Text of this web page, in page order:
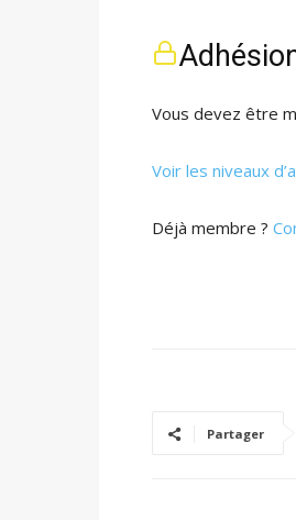
Vous devez être
Voir les niveaux
Déjà membre ?
Partager